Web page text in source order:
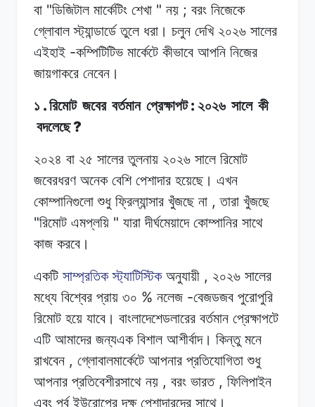
বা "ডিজিটাল মার্কেটিং শেখা " নয় ; বরং নিজেকে
গ্লোবাল স্ট্যান্ডার্ডে তুলে ধরা। চলুন দেখি ২০২৬ সালের
এইহাই-কম্পিটিটিভ মার্কেটে কীভাবে আপনি নিজের
জায়গাকরে নেবেন।
১ .রিমোট জবের বর্তমান প্রেক্ষাপট: ২০২৬ সালে কী
বদলেছে?
২০২৪ বা ২৫ সালের তুলনায় ২০২৬ সালে রিমোট
জবেরধরণ অনেক বেশি পেশাদার হয়েছে। এখন
কোম্পানিগুলো শুধু ফ্রিল্যান্সার খুঁজছে না ,তারা খুঁজছে
"রিমোট এমপ্লয়ি " যারা দীর্ঘমেয়াদে কোম্পানির সাথে
কাজ করবে।
একটি সাম্প্রতিক স্ট্যাটিস্টিক অনুযায়ী , ২০২৬ সালের
মধ্যে বিশ্বের প্রায় ৩০ % নলেজ -বেজডজব পুরোপুরি
রিমোট হয়ে যাবে। বাংলাদেশেডলারের বর্তমান প্রেক্ষাপটে
এটি আমাদের জন্যএক বিশাল আশীর্বাদ। কিন্তু মনে
রাখবেন , গ্লোবালমার্কেটে আপনার প্রতিযোগিতা শুধু
আপনার প্রতিবেশীরসাথে নয় , বরং ভারত, ফিলিপাইন
এবং পূর্ব ইউরোপের দক্ষ পেশাদারদের সাথে।